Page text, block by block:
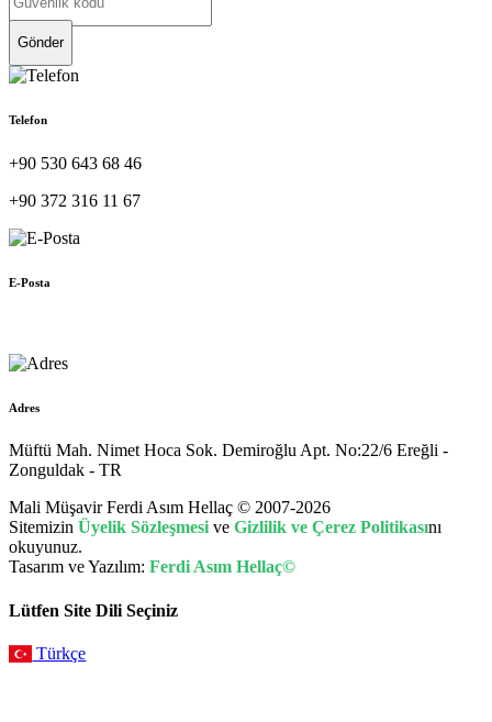
Gönder
Telefon
+90 530 643 68 46
+90 372 316 11 67
E-Posta
Adres
Müftü Mah. Nimet Hoca Sok. Demiroğlu Apt. No:22/6 Ereğli -
Zonguldak - TR
Mali Müşavir Ferdi Asım Hellaç © 2007-2026
Sitemizin Üyelik Sözleşmesive Gizlilik ve Çerez Politikasını
okuyunuz.
Tasarım ve Yazılım: Ferdi Asım Hellaç©
Lütfen Site Dili Seçiniz
Türkçe